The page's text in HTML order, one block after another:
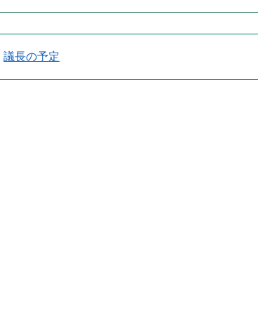
議長の予定